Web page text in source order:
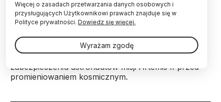
Dr Anna Fogtman z Zespołu Medycyny Kosmicznej
ESA kieruje operacjami ochrony radiologicznej w
Europejskim Centrum Astronautów ESA w Kolonii.
zabezpieczeniu astronautów misji Artemis II przed
promieniowaniem kosmicznym.
Więcej o zasadach przetwarzania danych osobowych i
przysługujących Użytkownikowi prawach znajduje się w
Polityce prywatności. Dowiedz się więcej.
Wyrażam zgodę